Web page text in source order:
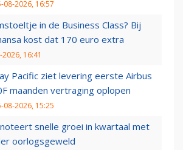
08-2026, 16:57
in de Business Class? Bij
kost dat 170 euro extra
2026, 16:41
Pacific ziet levering eerste Airbus
maanden vertraging oplopen
08-2026, 15:25
noteert snelle groei in kwartaal met
oorlogsgeweld